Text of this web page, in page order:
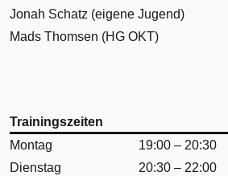
Jonah Schatz (eigene Jugend)
Mads Thomsen (HG OKT)
Trainingszeiten
Montag
19:00 – 20:30
Dienstag
20:30 – 22:00